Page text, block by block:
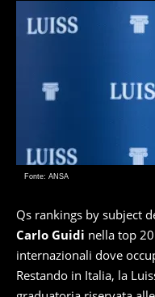
Fonte: ANSA
Qs rankings by subject
Carlo Guidi nella top
internazionali dove
Restando in Italia, la